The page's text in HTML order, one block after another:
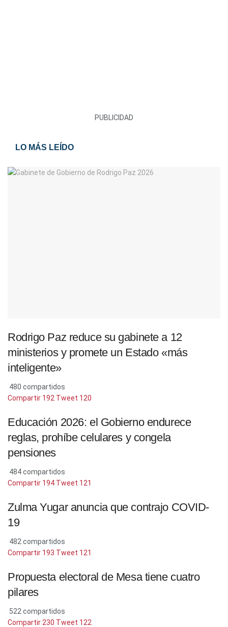
PUBLICIDAD
LO MÁS LEÍDO
Rodrigo Paz reduce su gabinete a 12
ministerios y promete un Estado «más
inteligente»
480 compartidos
Compartir 192 Tweet 120
Educación 2026: el Gobierno endurece
reglas, prohíbe celulares y congela
pensiones
484 compartidos
Compartir 194 Tweet 121
Zulma Yugar anuncia que contrajo COVID-
19
482 compartidos
Compartir 193 Tweet 121
Propuesta electoral de Mesa tiene cuatro
pilares
522 compartidos
Compartir 230 Tweet 122